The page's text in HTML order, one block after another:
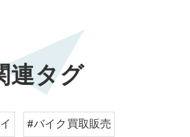
連タグ
#バイク買取販売